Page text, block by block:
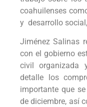
coahuilenses
y desarrollo
Jiménez Salinas
con el gobierno
civil organizada
detalle los
importante que
de diciembre, así